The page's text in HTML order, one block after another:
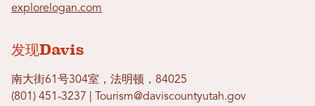
explorelogan.com
发现Davis
南大街61号304室，法明顿，84025
(801) 451-3237 | Tourism@daviscountyutah.gov